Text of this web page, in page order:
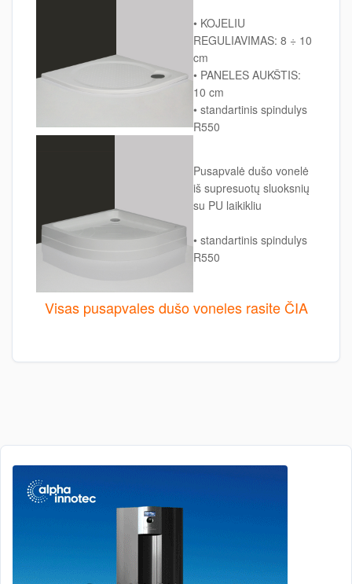
• KOJELIU
REGULIAVIMAS: 8 ÷ 10
cm
• PANELES AUKŠTIS:
10 cm
• standartinis spindulys
R550
Pusapvalė dušo vonelė
iš supresuotų sluoksnių
su PU laikikliu
• standartinis spindulys
R550
Visas pusapvales dušo voneles rasite ČIA